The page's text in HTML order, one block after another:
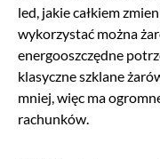
led, jakie całkiem
wykorzystać można
energooszczędne
klasyczne szklane
mniej, więc ma
rachunków.